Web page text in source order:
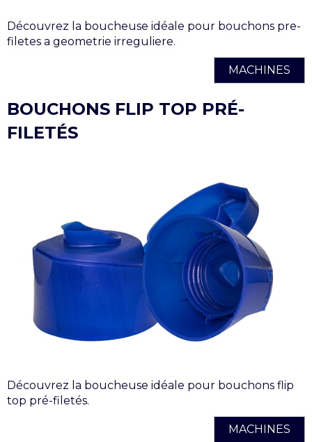
Découvrez la boucheuse idéale pour bouchons pre-
filetes a geometrie irreguliere.
MACHINES
BOUCHONS FLIP TOP PRÉ-
FILETÉS
Découvrez la boucheuse idéale pour bouchons flip
top pré-filetés.
MACHINES